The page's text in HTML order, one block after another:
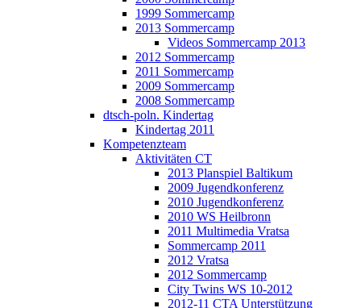
1999 Sommercamp
2013 Sommercamp
Videos Sommercamp 2013
2012 Sommercamp
2011 Sommercamp
2009 Sommercamp
2008 Sommercamp
dtsch-poln. Kindertag
Kindertag 2011
Kompetenzteam
Aktivitäten CT
2013 Planspiel Baltikum
2009 Jugendkonferenz
2010 Jugendkonferenz
2010 WS Heilbronn
2011 Multimedia Vratsa
Sommercamp 2011
2012 Vratsa
2012 Sommercamp
City Twins WS 10-2012
2012-11 CTA Unterstützung